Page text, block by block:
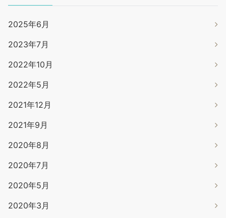
2025年6月
2023年7月
2022年10月
2022年5月
2021年12月
2021年9月
2020年8月
2020年7月
2020年5月
2020年3月